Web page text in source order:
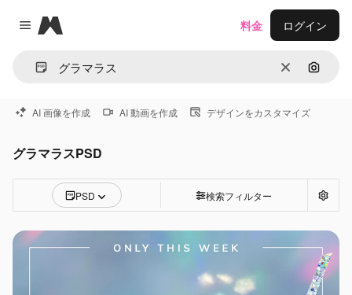
Close menu
Magnific
消去 画像で
料金 ログイン
AI 画像を作成 AI 動画を作成 デザインをカスタマイズ
グラマラスPSD
PSD 検索フィルター